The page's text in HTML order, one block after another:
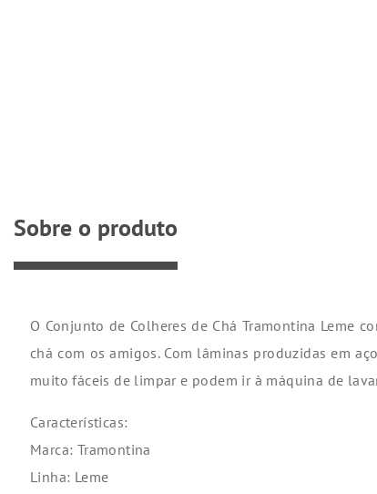
Sobre o produto
O Conjunto de Colheres de Chá Tramontina Leme
chá com os amigos. Com lâminas produzidas em
muito fáceis de limpar e podem ir à máquina de
Características:
Marca: Tramontina
Linha: Leme